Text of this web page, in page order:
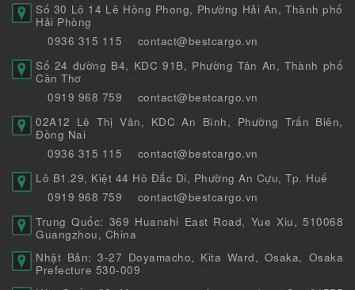
Số 30 Lô 14 Lê Hồng Phong, Phường Hải An, Thành phố
Hải Phòng
0936 315 115
contact@bestcargo.vn
Số 24 đường B4, KDC 91B, Phường Tân An, Thành phố
Cần Thơ
0919 968 759
contact@bestcargo.vn
02A12 Lê Thị Vân, KDC An Bình, Phường Trấn Biên,
Đồng Nai
0936 315 115
contact@bestcargo.vn
Lô B1.29, Kiệt 44 Hồ Đắc Di, Phường An Cựu, Tp. Huế
0919 968 759
contact@bestcargo.vn
Trung Quốc: 369 Huanshi East Road, Yue Xiu, 510068
Guangzhou, China
Nhật Bản: 3-27 Doyamacho, Kita Ward, Osaka, Osaka
Prefecture 530-009